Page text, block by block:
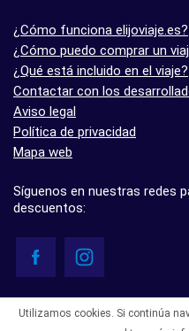
¿Cómo funciona elijoviaje.es?
¿Cómo puedo comprar un
¿Qué está incluido en el viaje?
Contactar con los
Aviso legal
Política de privacidad
Mapa web
Síguenos en nuestras redes
descuentos:
- 5.0 basado en 7
Utilizamos cookies. Si continúa